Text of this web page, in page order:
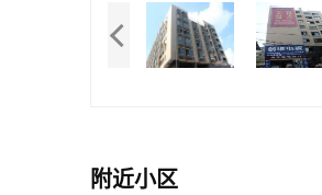
附近小区